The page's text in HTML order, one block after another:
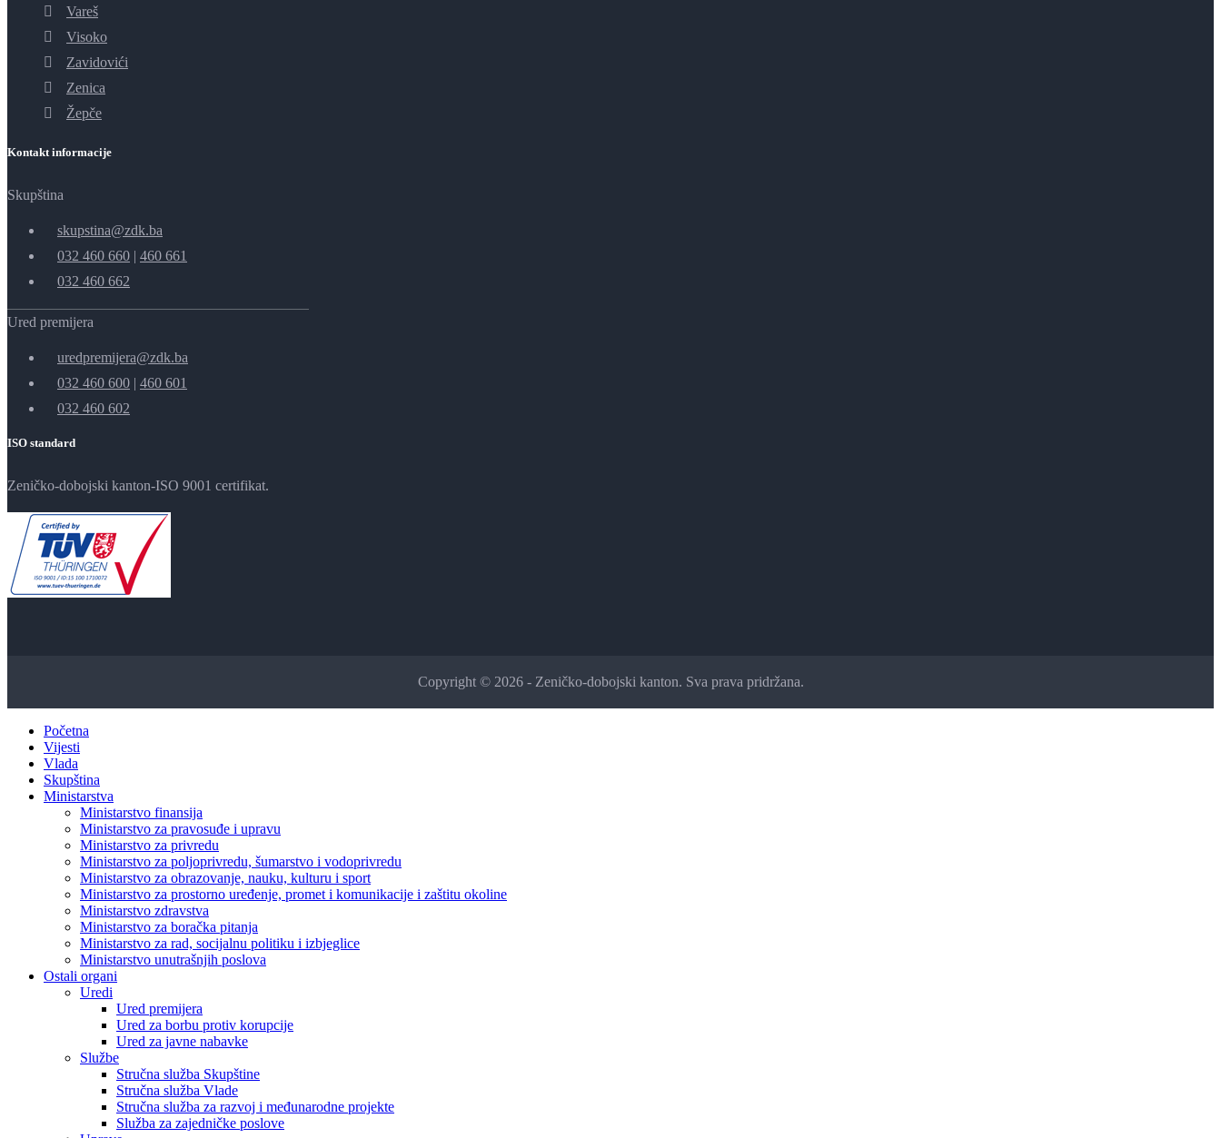
Vareš
Visoko
Zavidovići
Zenica
Žepče
Kontakt informacije
Skupština
skupstina@zdk.ba
032 460 660 | 460 661
032 460 662
Ured premijera
uredpremijera@zdk.ba
032 460 600 | 460 601
032 460 602
ISO standard
Zeničko-dobojski kanton-ISO 9001 certifikat.
Copyright © 2026 - Zeničko-dobojski kanton. Sva prava pridržana.
Početna
Vijesti
Vlada
Skupština
Ministarstva
Ministarstvo finansija
Ministarstvo za pravosuđe i upravu
Ministarstvo za privredu
Ministarstvo za poljoprivredu, šumarstvo i vodoprivredu
Ministarstvo za obrazovanje, nauku, kulturu i sport
Ministarstvo za prostorno uređenje, promet i komunikacije i zaštitu okoline
Ministarstvo zdravstva
Ministarstvo za boračka pitanja
Ministarstvo za rad, socijalnu politiku i izbjeglice
Ministarstvo unutrašnjih poslova
Ostali organi
Uredi
Ured premijera
Ured za borbu protiv korupcije
Ured za javne nabavke
Službe
Stručna služba Skupštine
Stručna služba Vlade
Stručna služba za razvoj i međunarodne projekte
Služba za zajedničke poslove